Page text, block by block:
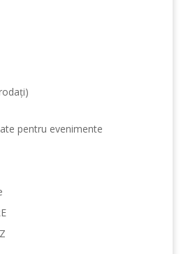
pentru evenimente